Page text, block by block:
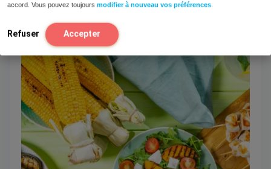
accord. Vous pouvez toujours modifier à nouveau vos préférences.
Refuser Accepter